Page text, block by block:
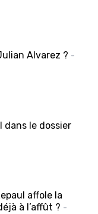
Alvarez ? -
dans le dossier
affole la
à l’affût ? -